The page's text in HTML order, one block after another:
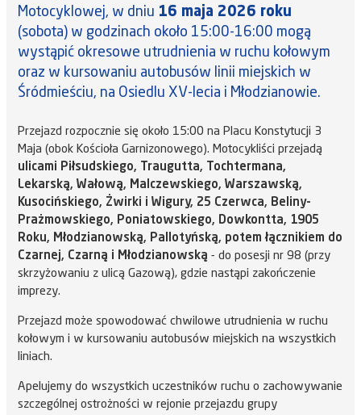
Motocyklowej, w dniu 16 maja 2026 roku
(sobota) w godzinach około 15:00-16:00 mogą
wystąpić okresowe utrudnienia w ruchu kołowym
oraz w kursowaniu autobusów linii miejskich w
Śródmieściu, na Osiedlu XV-lecia i Młodzianowie.
Przejazd rozpocznie się około 15:00 na Placu Konstytucji 3
Maja (obok Kościoła Garnizonowego). Motocykliści przejadą
ulicami Piłsudskiego, Traugutta, Tochtermana,
Lekarską, Wałową, Malczewskiego, Warszawską,
Kusocińskiego, Żwirki i Wigury, 25 Czerwca, Beliny-
Prażmowskiego, Poniatowskiego, Dowkontta, 1905
Roku, Młodzianowską, Pallotyńską, potem łącznikiem do
Czarnej, Czarną i Młodzianowską - do posesji nr 98 (przy
skrzyżowaniu z ulicą Gazową), gdzie nastąpi zakończenie
imprezy.
Przejazd może spowodować chwilowe utrudnienia w ruchu
kołowym i w kursowaniu autobusów miejskich na wszystkich
liniach.
Apelujemy do wszystkich uczestników ruchu o zachowywanie
szczególnej ostrożności w rejonie przejazdu grupy